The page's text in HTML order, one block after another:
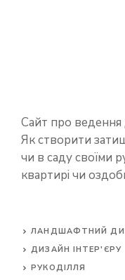
Сайт про
Як створити
чи в саду своїми
квартирі чи
ЛАНДШАФТНИЙ
ДИЗАЙН ІНТЕР'ЄРУ
РУКОДІЛЛЯ